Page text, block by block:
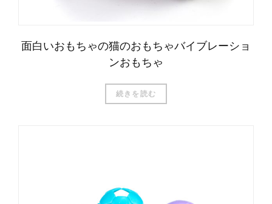
面白いおもちゃの猫のおもちゃバイブレーショ
ンおもちゃ
続きを読む